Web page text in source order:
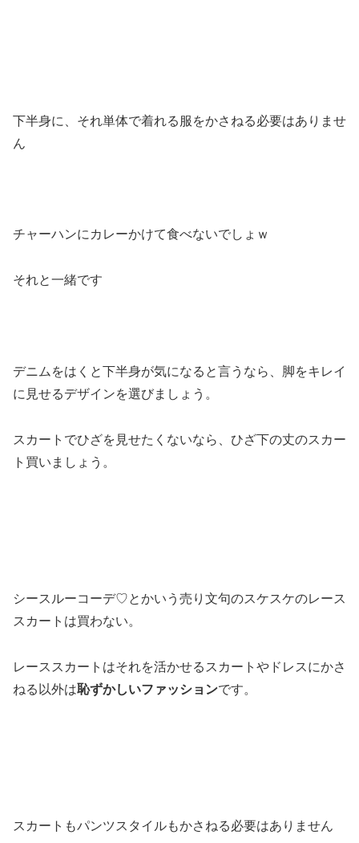
下半身に、それ単体で着れる服をかさねる必要はありませ
ん
チャーハンにカレーかけて食べないでしょｗ
それと一緒です
デニムをはくと下半身が気になると言うなら、脚をキレイ
に見せるデザインを選びましょう。
スカートでひざを見せたくないなら、ひざ下の丈のスカー
ト買いましょう。
シースルーコーデ♡とかいう売り文句のスケスケのレース
スカートは買わない。
レーススカートはそれを活かせるスカートやドレスにかさ
ねる以外は恥ずかしいファッションです。
スカートもパンツスタイルもかさねる必要はありません